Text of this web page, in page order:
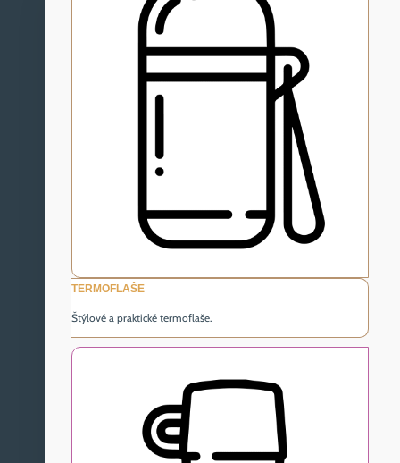
TERMOFLAŠE
Štýlové a praktické termoflaše.